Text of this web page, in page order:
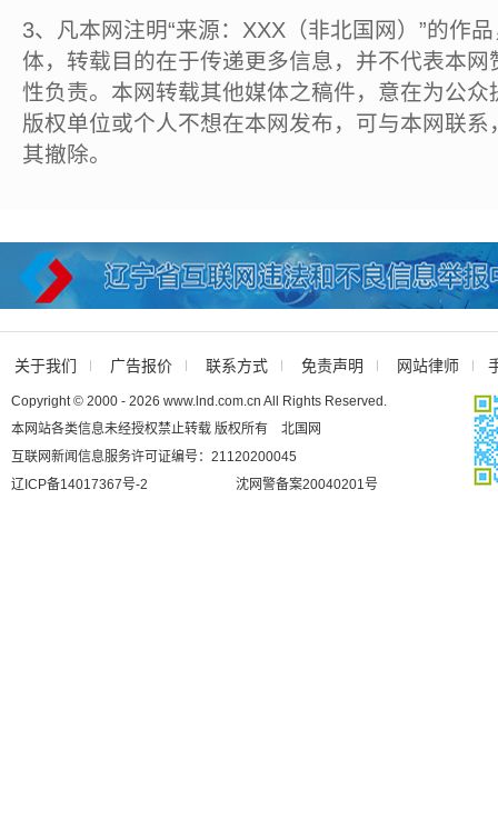
3、凡本网注明“来源：XXX（非北国网）”的作
体，转载目的在于传递更多信息，并不代表本
性负责。本网转载其他媒体之稿件，意在为公
版权单位或个人不想在本网发布，可与本网联
其撤除。
关于我们 广告报价 联系方式 免责声明 网站律师
Copyright © 2000 - 2026 www.lnd.com.cn All Rights Reserved.
本网站各类信息未经授权禁止转载 版权所有 北国网
互联网新闻信息服务许可证编号：21120200045
辽ICP备14017367号-2
沈网警备案20040201号